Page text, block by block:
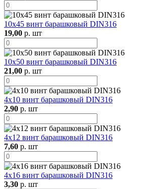
10х45 винт барашковый DIN316
19,00 р. шт
10х50 винт барашковый DIN316
21,00 р. шт
4х10 винт барашковый DIN316
2,90 р. шт
4х12 винт барашковый DIN316
7,60 р. шт
4х16 винт барашковый DIN316
3,30 р. шт